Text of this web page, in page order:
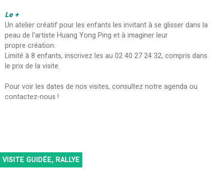
Le +
Un atelier créatif pour les enfants les invitant à se glisser dans la
peau de l'artiste Huang Yong Ping et à imaginer leur
propre création.
Limité à 8 enfants, inscrivez les au 02 40 27 24 32, compris dans
le prix de la visite.
Pour voir les dates de nos visites, consultez notre agenda ou
contactez-nous !
VISITE GUIDÉE, RALLYE